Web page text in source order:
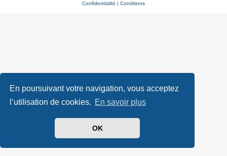
En poursuivant votre navigation, vous acceptez
l’utilisation de cookies. En savoir plus
OK
Confidentialité | Conditions